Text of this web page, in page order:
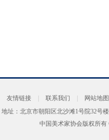
友情链接 联系我们
网站地图
地址：北京市朝阳区北沙滩1号院32号
中国美术家协会版权所有